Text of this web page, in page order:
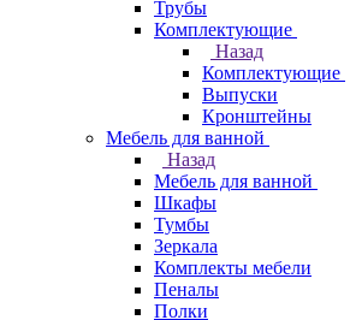
Трубы
Комплектующие
Назад
Комплектующие
Выпуски
Кронштейны
Мебель для ванной
Назад
Мебель для ванной
Шкафы
Тумбы
Зеркала
Комплекты мебели
Пеналы
Полки